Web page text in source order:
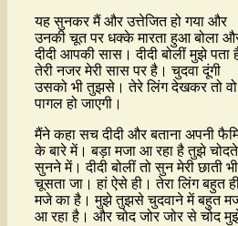
यह सुनकर मैं और उत्तेजित हो गया और
उनकी चूत पर धक्के मारता हुआ बोला
दीदी आपकी सास। दीदी बोलीं मुझे पता
तेरी नजर मेरी सास पर है। चुदवा दूंगी
उसको भी तुझसे। तेरे लिंग देखकर तो वो
पागल हो जाएगी।
मैंने कहा सच दीदी और बताना अपनी
के बारे में। बड़ा मजा आ रहा है तुझे
सुनने में। दीदी बोलीं तो सुन मेरी छाती भी
चूसता जा। हां ऐसे ही। तेरा लिंग बहुत
मजे का है। मुझे तुझसे चुदवाने में बहुत
आ रहा है। और चोद जोर जोर से चोद